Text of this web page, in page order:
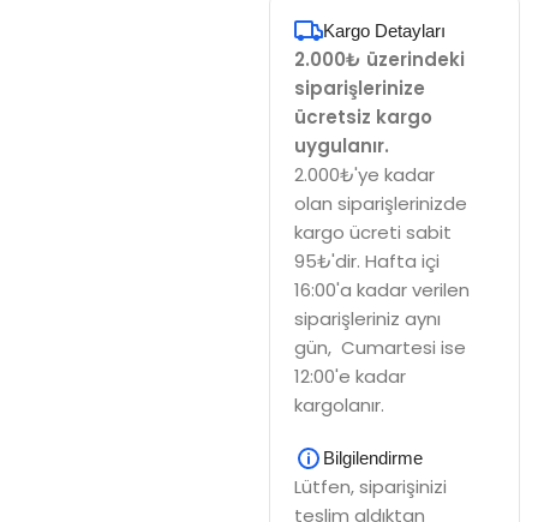
Kargo Detayları
2.000₺ üzerindeki
siparişlerinize
ücretsiz kargo
uygulanır.
2.000₺'ye kadar
olan siparişlerinizde
kargo ücreti sabit
95₺'dir. Hafta içi
16:00'a kadar verilen
siparişleriniz aynı
gün, Cumartesi ise
12:00'e kadar
kargolanır.
Bilgilendirme
Lütfen, siparişinizi
teslim aldıktan